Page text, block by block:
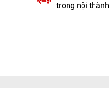
trong nội